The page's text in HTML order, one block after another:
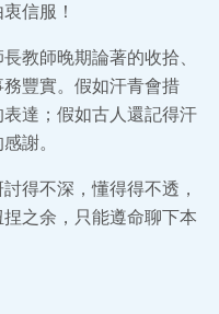
信服！
教師晚期論著的收拾、
豐實。假如汗青會措
達；假如古人還記得汗
謝。
得不深，懂得得不透，
之余，只能遵命聊下本